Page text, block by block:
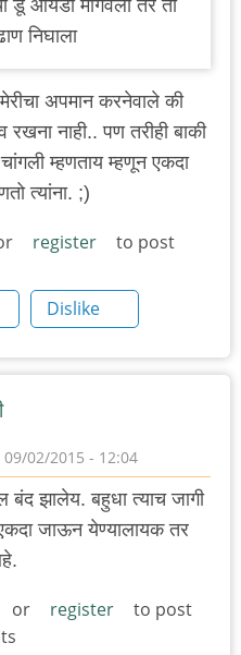
डू आयडी मागवला तर तो
निघाला
अपमान करनेवाले की
रखना नाही.. पण तरीही बाकी
चांगली म्हणताय म्हणून एकदा
त्यांना. ;)
register
to post
Dislike
09/02/2015 - 12:04
बंद झालेय. बहुधा त्याच जागी
जाऊन येण्यालायक तर
or register
to post